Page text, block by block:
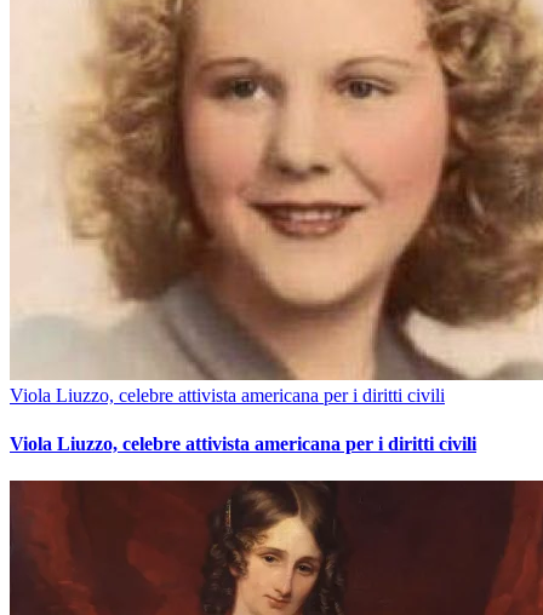
Viola Liuzzo, celebre attivista americana per i diritti civili
Viola Liuzzo, celebre attivista americana per i diritti civili